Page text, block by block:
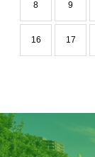
8 9
16 17